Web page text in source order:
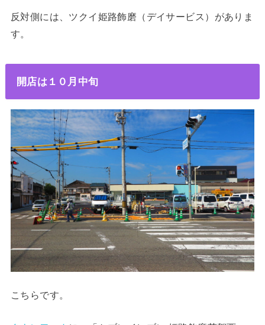
反対側には、ツクイ姫路飾磨（デイサービス）がありま
す。
開店は１０月中旬
こちらです。